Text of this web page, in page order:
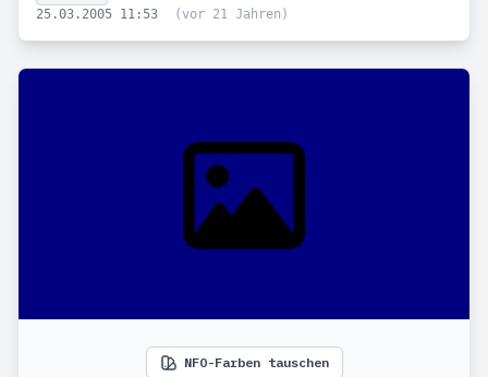
25.03.2005 11:53
(vor 21 Jahren)
NFO-Farben tauschen